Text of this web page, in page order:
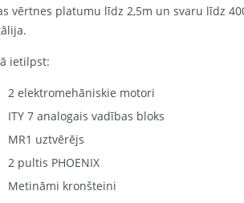
vērtnes platumu līdz 2,5m un svaru līdz
ietilpst:
2 elektromehāniskie motori
ITY 7 analogais vadības bloks
MR1 uztvērējs
2 pultis PHOENIX
Metināmi kronšteini